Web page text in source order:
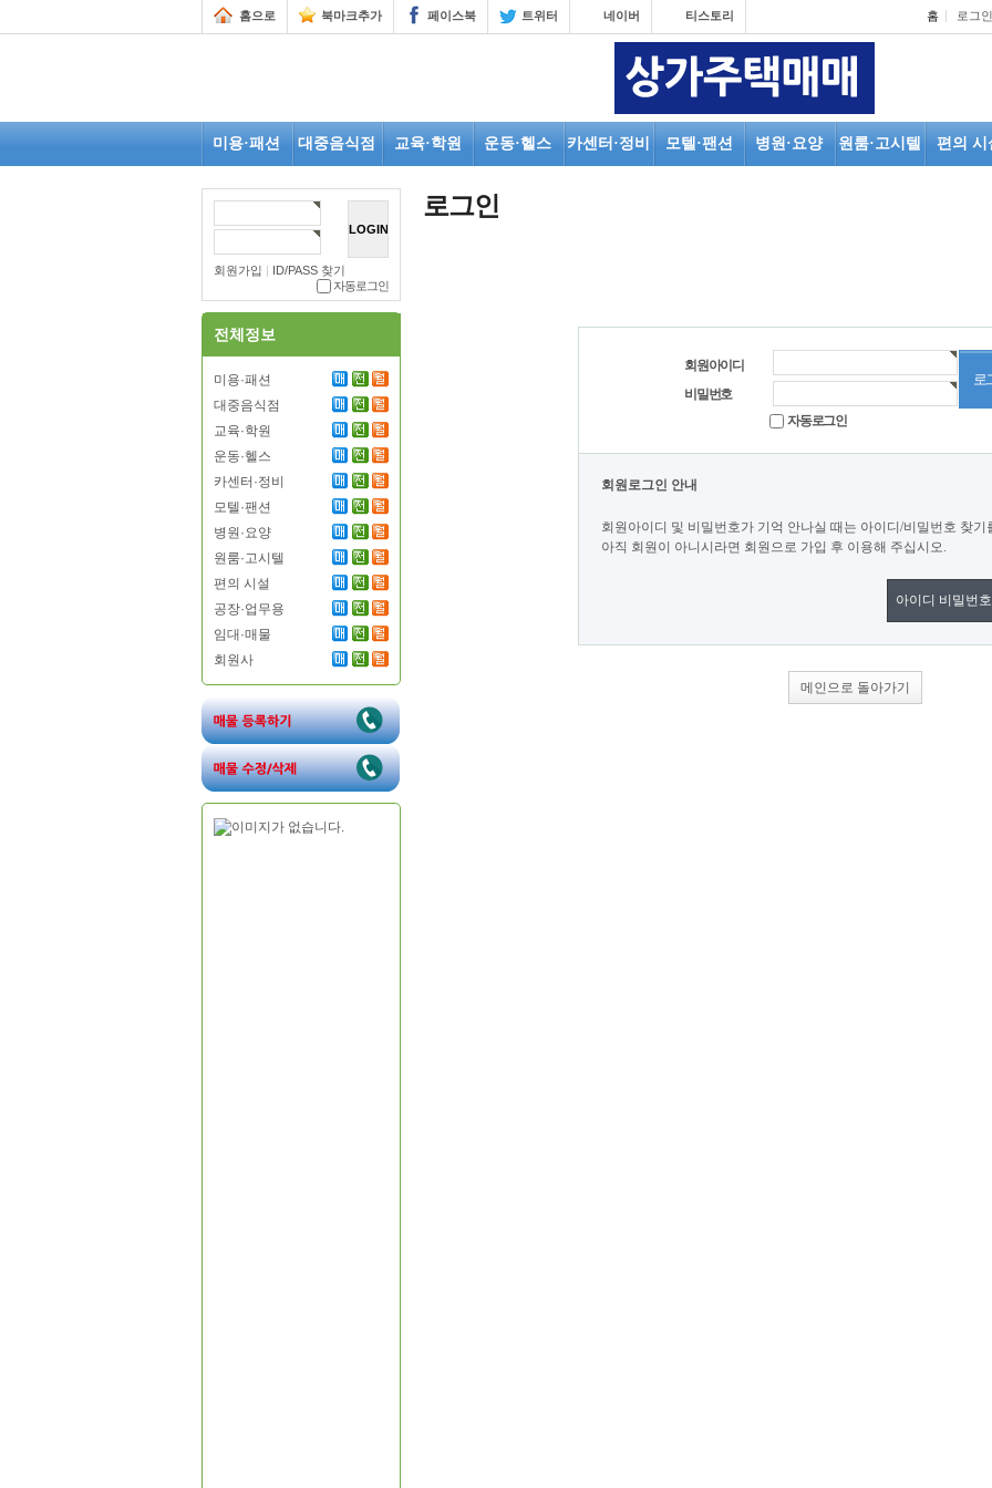
홈으로 북마크추가 페이스북 트위터 네이버 티스토리 홈 로그인
미용·패션 대중음식점 교육·학원 운동·헬스 카센터·정비 모텔·팬션 병원·요양 원룸·고시텔 편의 시
회원가입 | ID/PASS 찾기
자동로그인
전체정보
미용·패션
대중음식점
교육·학원
운동·헬스
카센터·정비
모텔·팬션
병원·요양
원룸·고시텔
편의 시설
공장·업무용
임대·매물
회원사
로그인
회원아이디
비밀번호
자동로그인
회원로그인 안내
회원아이디 및 비밀번호가 기억 안나실 때는 아이디/비밀번호 찾기
아직 회원이 아니시라면 회원으로 가입 후 이용해 주십시오.
아이디 비밀번호
메인으로 돌아가기